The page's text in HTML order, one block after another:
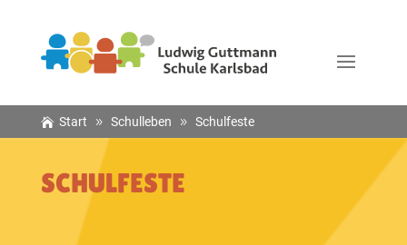
Start Schulleben Schulfeste
SCHULFESTE